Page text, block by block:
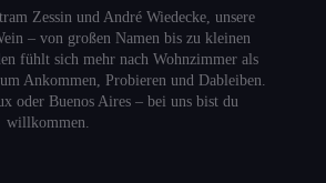
Zessin und André Wiedecke, unsere
– von großen Namen bis zu kleinen
fühlt sich mehr nach Wohnzimmer als
Ankommen, Probieren und Dableiben.
oder Buenos Aires – bei uns bist du
willkommen.